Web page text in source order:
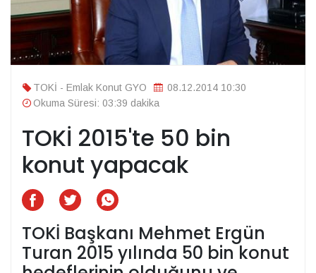
TOKİ - Emlak Konut GYO
08.12.2014 10:30
Okuma Süresi: 03:39 dakika
TOKİ 2015'te 50 bin
konut yapacak
TOKİ Başkanı Mehmet Ergün
Turan 2015 yılında 50 bin konut